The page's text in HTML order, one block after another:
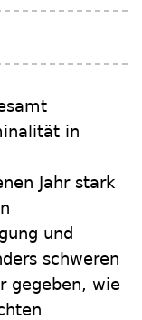
in
Jahr stark
und
schweren
gegeben, wie